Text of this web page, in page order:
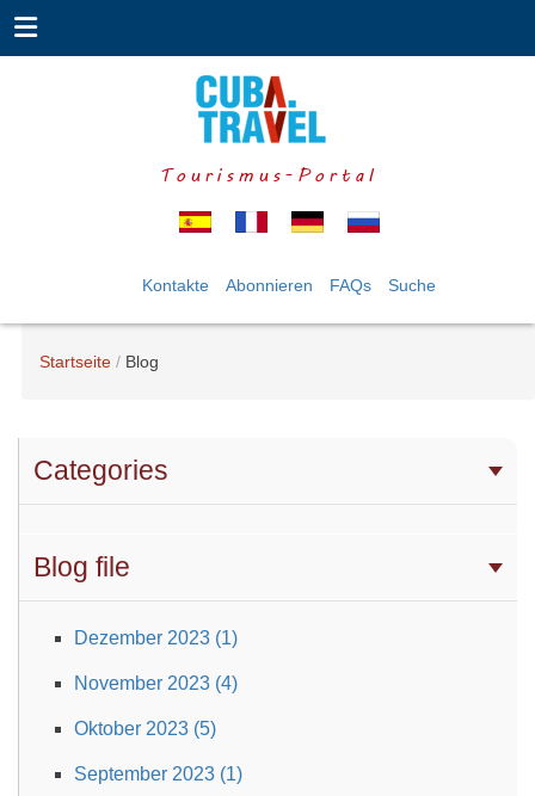
Tourismus-Portal
Kontakte Abonnieren FAQs Suche
Startseite Blog
Categories
Blog file
Dezember 2023 (1)
November 2023 (4)
Oktober 2023 (5)
September 2023 (1)